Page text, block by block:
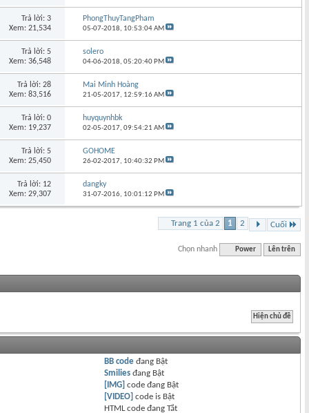
Trả lời: 3
Xem: 21,534
PhongThuyTangPham
05-07-2018, 10:53:04 AM
Trả lời: 5
Xem: 36,548
solero
04-06-2018,05:20:40 PM
Trả lời: 28
Xem: 83,516
Mai Minh Hoàng
21-05-2017, 12:59:16 AM
Trả lời: 0
Xem: 19,237
huyquynhbk
02-05-2017,09:54:21 AM
Trả lời: 5
Xem: 25,450
GOHOME
26-02-2017, 10:40:32 PM
Trả lời: 12
Xem: 29,307
dangky
31-07-2016, 10:01:12 PM
Trang 1 của 2 1 2 Cuối
Chọn nhanh Power Lên trên
BB code đang Bật
Smilies đang Bật
[IMG] code đang Bật
[VIDEO] code is Bật
HTML code đangTắt